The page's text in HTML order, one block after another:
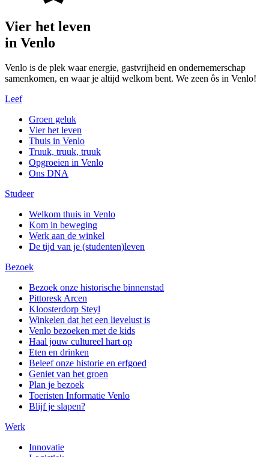
Vier het leven
in Venlo
Venlo is de plek waar energie, gastvrijheid en ondernemerschap
samenkomen, en waar je altijd welkom bent. We zeen ôs in Venlo!
Leef
Groen geluk
Vier het leven
Thuis in Venlo
Truuk, truuk, truuk
Opgroeien in Venlo
Ons DNA
Studeer
Welkom thuis in Venlo
Kom in beweging
Werk aan de winkel
De tijd van je (studenten)leven
Bezoek
Bezoek onze historische binnenstad
Pittoresk Arcen
Kloosterdorp Steyl
Winkelen dat het een lievelust is
Venlo bezoeken met de kids
Haal jouw cultureel hart op
Eten en drinken
Beleef onze historie en erfgoed
Geniet van het groen
Plan je bezoek
Toeristen Informatie Venlo
Blijf je slapen?
Werk
Innovatie